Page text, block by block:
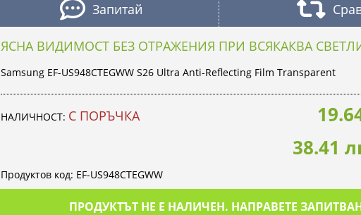
Запитай
ЯСНА ВИДИМОСТ БЕЗ ОТРАЖЕНИЯ ПРИ ВСЯКАКВА
Samsung EF-US948CTEGWW S26 Ultra Anti-Reflecting Film Transparent
НАЛИЧНОСТ: С ПОРЪЧКА
38.41
Продуктов код: EF-US948CTEGWW
ПРОДУКТЪТ НЕ Е НАЛИЧЕН. НАПРАВЕТЕ